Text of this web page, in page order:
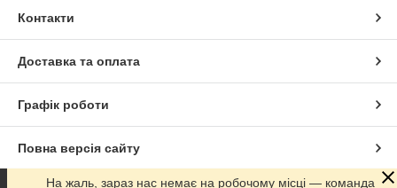
Контакти
Доставка та оплата
Графік роботи
Повна версія сайту
На жаль, зараз нас немає на робочому місці — команда